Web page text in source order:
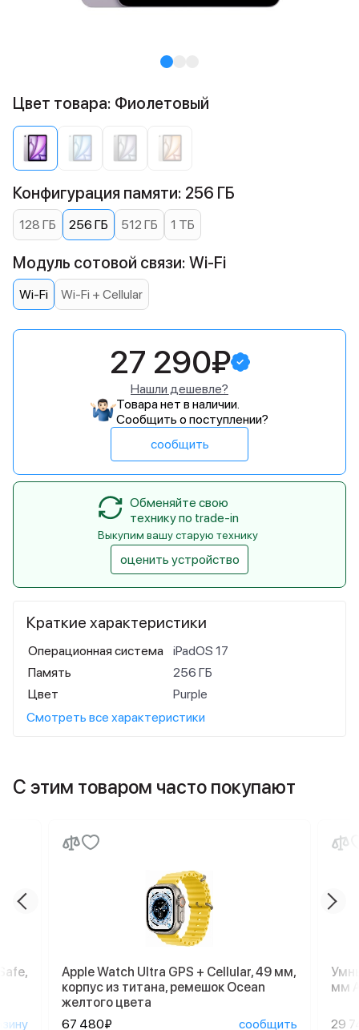
Краткие характеристики
Операционная система
iPadOS 17
Память
256 ГБ
Цвет
Purple
Смотреть все характеристики
Цвет товара: Фиолетовый
Конфигурация памяти: 256 ГБ
128 ГБ 256 ГБ 512 ГБ 1 ТБ
Модуль сотовой связи: Wi-Fi
Wi-Fi Wi-Fi + Cellular
27 290₽
Нашли дешевле?
Товара нет в наличии.
Сообщить о поступлении?
сообщить
Обменяйте свою
технику по trade-in
Выкупим вашу старую технику
оценить устройство
С этим товаром часто покупают
Apple Watch Ultra GPS + Cellular, 49 мм,
корпус из титана, ремешок Ocean
желтого цвета
67 480₽
сообщить
мм
29